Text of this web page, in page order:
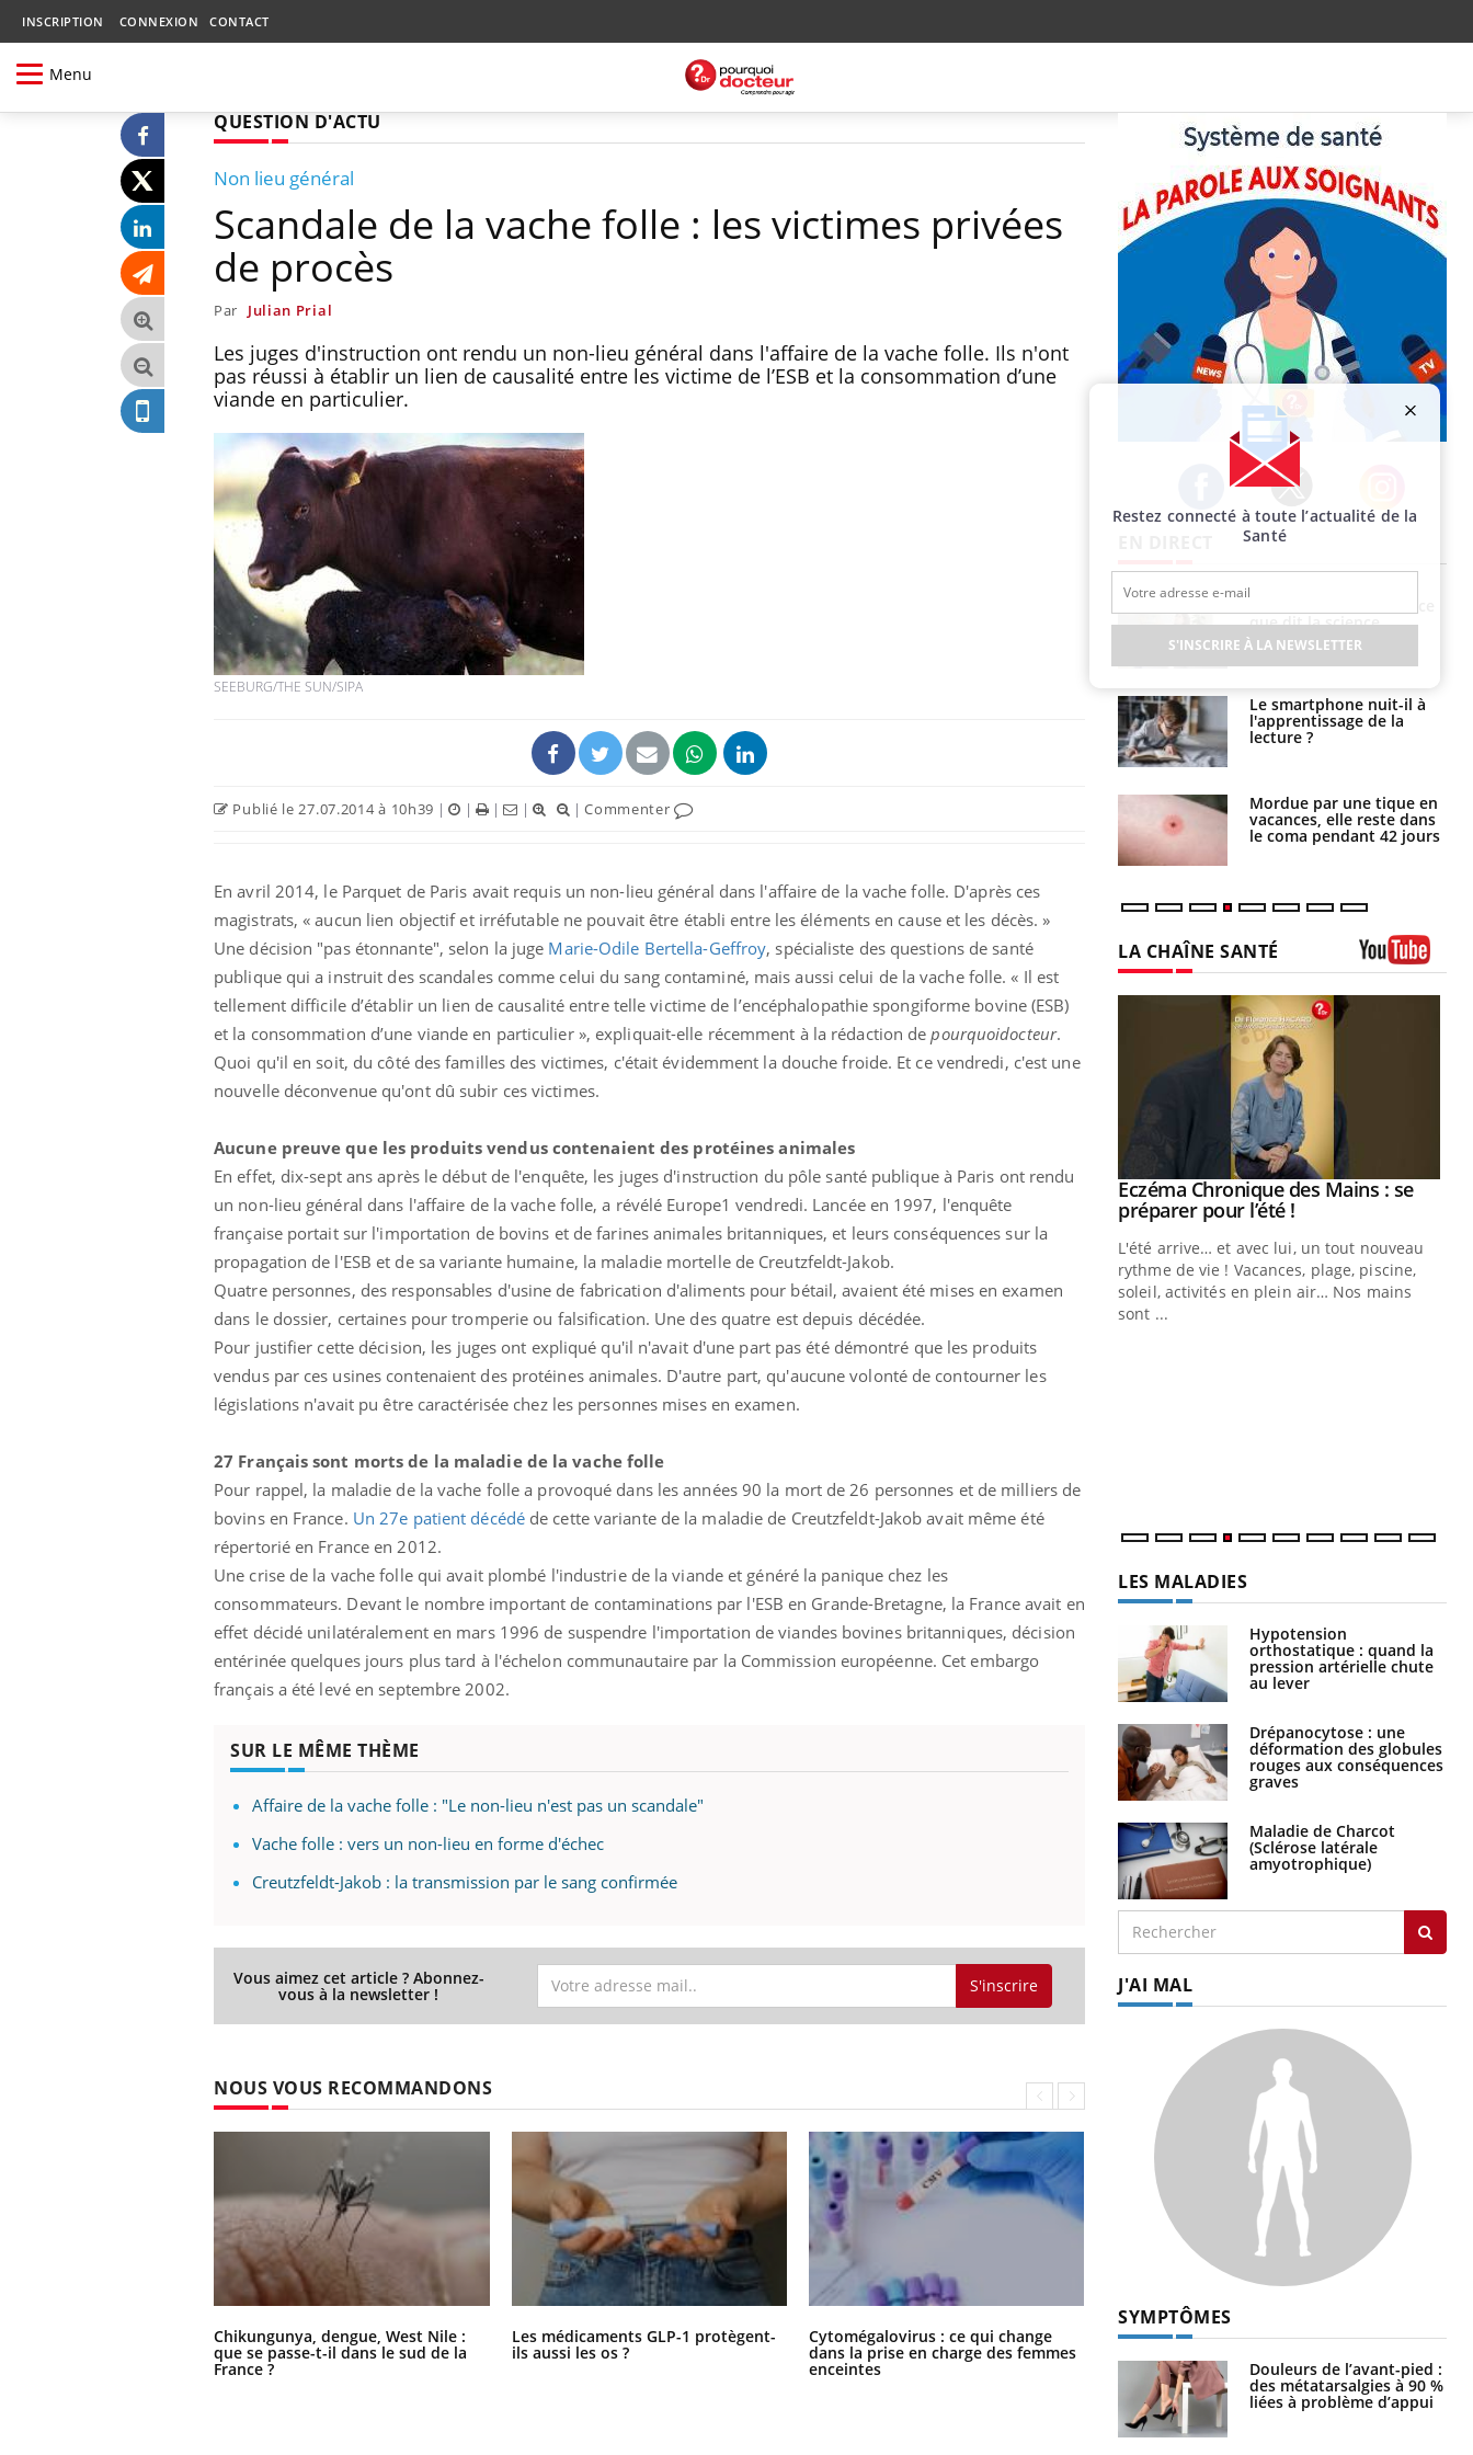
INSCRIPTION CONNEXION CONTACT
Menu
QUESTION D'ACTU
Non lieu général
Scandale de la vache folle : les victimes privées
de procès
Par Julian Prial
Les juges d'instruction ont rendu un non-lieu général dans l'affaire de la vache folle. Ils n'ont
pas réussi à établir un lien de causalité entre les victime de l’ESB et la consommation d’une
viande en particulier.
SEEBURG/THE SUN/SIPA
Publié le 27.07.2014 à 10h39 | | | | |Commenter
En avril 2014, le Parquet de Paris avait requis un non-lieu général dans l'affaire de la vache folle. D'après ces
magistrats, « aucun lien objectif et irréfutable ne pouvait être établi entre les éléments en cause et les décès. »
Une décision "pas étonnante", selon la juge Marie-Odile Bertella-Geffroy, spécialiste des questions de santé
publique qui a instruit des scandales comme celui du sang contaminé, mais aussi celui de la vache folle. « Il est
tellement difficile d’établir un lien de causalité entre telle victime de l’encéphalopathie spongiforme bovine (ESB)
et la consommation d’une viande en particulier », expliquait-elle récemment à la rédaction depourquoidocteur.
Quoi qu'il en soit, du côté des familles des victimes, c'était évidemment la douche froide. Et ce vendredi, c'est une
nouvelle déconvenue qu'ont dû subir ces victimes.
Aucune preuve que les produits vendus contenaient des protéines animales
En effet, dix-sept ans après le début de l'enquête, les juges d'instruction du pôle santé publique à Paris ont rendu
un non-lieu général dans l'affaire de la vache folle, a révélé Europe1 vendredi. Lancée en 1997, l'enquête
française portait sur l'importation de bovins et de farines animales britanniques, et leurs conséquences sur la
propagation de l'ESB et de sa variante humaine, la maladie mortelle de Creutzfeldt-Jakob.
Quatre personnes, des responsables d'usine de fabrication d'aliments pour bétail, avaient été mises en examen
dans le dossier, certaines pour tromperie ou falsification. Une des quatre est depuis décédée.
Pour justifier cette décision, les juges ont expliqué qu'il n'avait d'une part pas été démontré que les produits
vendus par ces usines contenaient des protéines animales. D'autre part, qu'aucune volonté de contourner les
législations n'avait pu être caractérisée chez les personnes mises en examen.
27 Français sont morts de la maladie de la vache folle
Pour rappel, la maladie de la vache folle a provoqué dans les années 90 la mort de 26 personnes et de milliers de
bovins en France. Un 27e patient décédéde cette variante de la maladie de Creutzfeldt-Jakob avait même été
répertorié en France en 2012.
Une crise de la vache folle qui avait plombé l'industrie de la viande et généré la panique chez les
consommateurs. Devant le nombre important de contaminations par l'ESB en Grande-Bretagne, la France avait en
effet décidé unilatéralement en mars 1996 de suspendre l'importation de viandes bovines britanniques, décision
entérinée quelques jours plus tard à l'échelon communautaire par la Commission européenne. Cet embargo
français a été levé en septembre 2002.
SUR LE MÊME THÈME
Affaire de la vache folle : "Le non-lieu n'est pas un scandale"
Vache folle : vers un non-lieu en forme d'échec
Creutzfeldt-Jakob : la transmission par le sang confirmée
Vous aimez cet article ? Abonnez-
vous à la newsletter ! S'inscrire
NOUS VOUS RECOMMANDONS
Chikungunya, dengue, West Nile :
que se passe-t-il dans le sud de la
France ?
Les médicaments GLP-1 protègent-
ils aussi les os ?
Cytomégalovirus : ce qui change
dans la prise en charge des femmes
enceintes
La sieste empêche-t-elle de dormir
Facebook Twitter Instagram
Chikungunya, dengue,
West Nile : que se passe-
t-il dans le sud de la
France ?
Cytomégalovirus : ce qui
change dans la prise en
elle enfin ?
Pourquoi votre ventre
gâche-t-il les premiers
que dit la science
Le smartphone nuit-il à
l'apprentissage de la
lecture ?
Mordue par une tique en
vacances, elle reste dans
le coma pendant 42 jours
LA CHAÎNE SANTÉ
Eczéma Chronique des Mains :
expliquer ma maladieYoutube
Il y a des sujets qui sont faciles à aborder...
d'autres non ! D'un côté, poser des
questions sur la maladie d'un proche c'est
Youtube
Carence en fer : comprendre pour
prévenirYoutube
même alopécie… Les symptômes de la
carence en fer sont multiples ce qui la rend
...
Youtube
Insuline & Charge mentale : et si on
osait en parler??Youtube
En 2026, l'insuline dans le diabète de type 2
reste entourée d'idées reçues chez les
patients comme parfois chez les soignants.
Youtube
Eczéma Chronique des Mains : se
préparer pour l’été !Youtube
L'été arrive… et avec lui, un tout nouveau
rythme de vie ! Vacances, plage, piscine,
soleil, activités en plein air… Nos mains
sont ...
LES MALADIES
Hypotension
orthostatique : quand la
pression artérielle chute
au lever
Drépanocytose : une
déformation des globules
rouges aux conséquences
graves
Maladie de Charcot
(Sclérose latérale
amyotrophique)
J'AI MAL
SYMPTÔMES
Douleurs de l’avant-pied :
des métatarsalgies à 90 %
liées à problème d’appui
Restez connecté à toute l’actualité de la
Santé
S'INSCRIRE À LA NEWSLETTER